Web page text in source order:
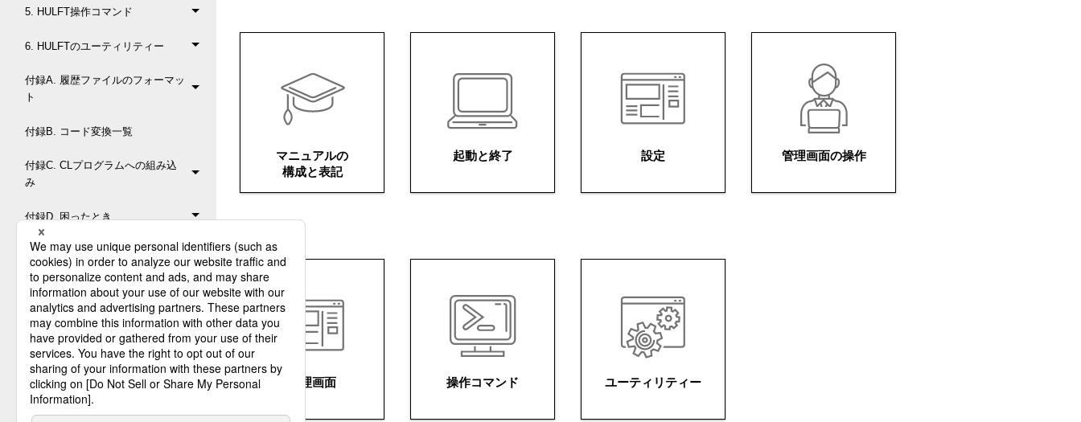
5. HULFT操作コマンド
6. HULFTのユーティリティー
付録A. 履歴ファイルのフォーマッ
ト
付録B. コード変換一覧
付録C. CLプログラムへの組み込
み
付録D. 困ったとき
マニュアルの
構成と表記
起動と終了 設定 管理画面の操作
管理画面 操作コマンド ユーティリティー